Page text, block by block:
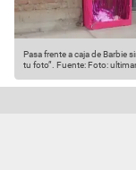
Pasa frente a caja de Barbie
tu foto”. Fuente: Foto: